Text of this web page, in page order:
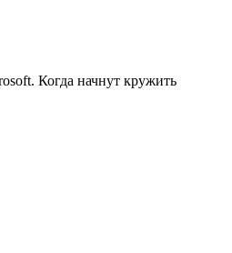
Когда начнут кружить